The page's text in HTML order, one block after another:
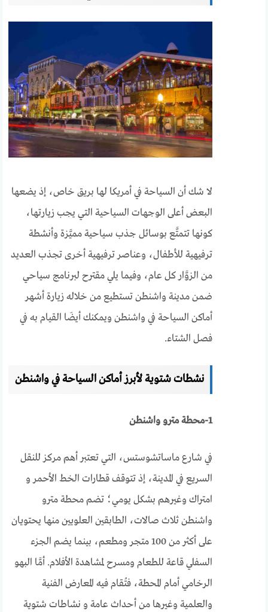
لا شك أن السياحة في أمريكا لها بريق خاص، إذ يضعها
البعض أعلى الوجهات السياحية التي يجب زيارتها،
كونها تتمتَّع بوسائل جذب سياحية مميَّزة وأنشطة
ترفيهية للأطفال، وعناصر ترفيهية أخرى تجذب العديد
من الزوَّار كل عام، وفيما يلي مقترح لبرنامج سياحي
ضمن مدينة واشنطن تستطيع من خلاله زيارة أشهر
أماكن السياحة في واشنطن ويمكنك أيضَا القيام به في
فصل الشتاء.
نشطات شتوية لأبرز أماكن السياحة في واشنطن
1-محطة مترو واشنطن
في شارع ماساتشوستس، التي تعتبر أهم مركز للنقل
السريع في المدينة، إذ تتوقف قطارات الخط الأحمر و
امتراك وغيرهم بشكل يومي؛تضم محطة مترو
واشنطن ثلاث صالات، الطابقين العلويين منها يحتويان
على أكثر من 100 متجر ومطعم، بينما يضم الجزء
السفلي قاعة للطعام ومسرح لمشاهدة الأفلام. أمَّا البهو
الرخامي أمام المحطة، فتُقام فيه المعارض الفنية
والعلمية وغيرها من أحداث عامة و نشاطات شتوية